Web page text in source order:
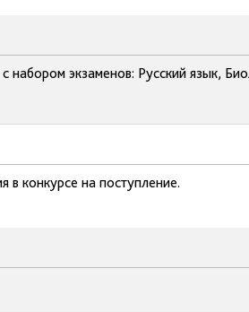
набором экзаменов: Русский язык,
в конкурсе на поступление.